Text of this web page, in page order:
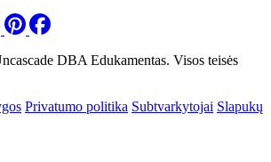
DBA Edukamentas. Visos teisės
Privatumo politika Subtvarkytojai Slapukų